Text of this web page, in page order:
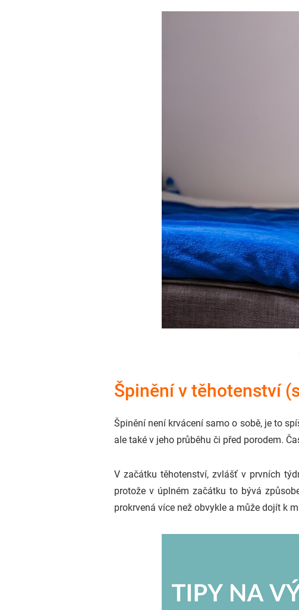
Špinění v těhotenství
Špinění není krvácení samo o sobě, je to
ale také v jeho průběhu či před porodem.
V začátku těhotenství, zvlášť v prvních
protože v úplném začátku to bývá
prokrvená více než obvykle a může dojít k